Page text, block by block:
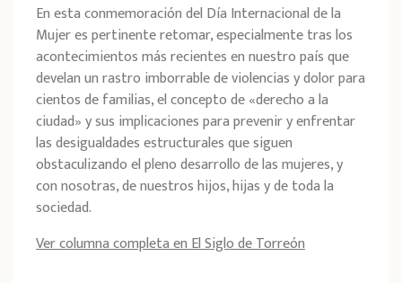
En esta conmemoración del Día Internacional de la
Mujer es pertinente retomar, especialmente tras los
acontecimientos más recientes en nuestro país que
develan un rastro imborrable de violencias y dolor para
cientos de familias, el concepto de «derecho a la
ciudad» y sus implicaciones para prevenir y enfrentar
las desigualdades estructurales que siguen
obstaculizando el pleno desarrollo de las mujeres, y
con nosotras, de nuestros hijos, hijas y de toda la
sociedad.
Ver columna completa en El Siglo de Torreón